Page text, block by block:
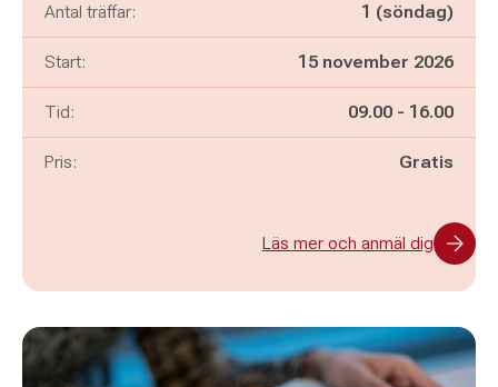
Antal träffar: 1 (söndag)
Start: 15 november 2026
Tid: Pågår mellan
09.00 - och
16.00
Pris: Gratis
Läs mer och anmäl dig